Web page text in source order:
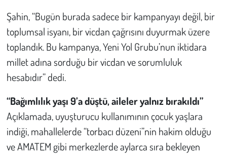
Şahin, “Bugün burada sadece bir kampanyayı değil, bir
toplumsal isyanı, bir vicdan çağrısını duyurmak üzere
toplandık. Bu kampanya, Yeni Yol Grubu’nun iktidara
millet adına sorduğu bir vicdan ve sorumluluk
hesabıdır” dedi.
“Bağımlılık yaşı 9’a düştü, aileler yalnız bırakıldı”
Açıklamada, uyuşturucu kullanımının çocuk yaşlara
indiği, mahallelerde “torbacı düzeni”nin hakim olduğu
ve AMATEM gibi merkezlerde aylarca sıra bekleyen